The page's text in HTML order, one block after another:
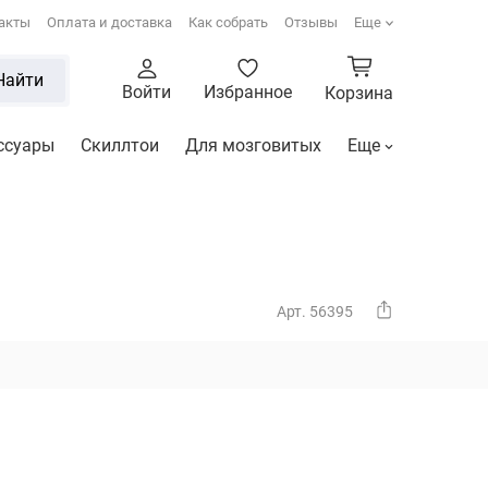
Оплата и доставка Как собрать Отзывы Еще
Войти Избранное Корзина
Скиллтои Для мозговитых Еще
Арт. 56395